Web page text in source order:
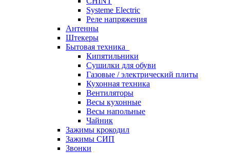
Systeme Electric
Реле напряжения
Антенны
Штекеры
Бытовая техника
Кипятильники
Сушилки для обуви
Газовые / электрический плиты
Кухонная техника
Вентиляторы
Весы кухонные
Весы напольные
Чайник
Зажимы крокодил
Зажимы СИП
Звонки